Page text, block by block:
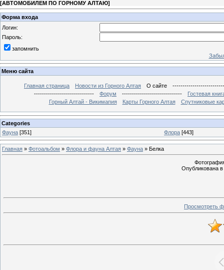
[АВТОМОБИЛЕМ ПО ГОРНОМУ АЛТАЮ]
Форма входа
Логин:
Пароль:
запомнить
Меню сайта
Главная страница Новости из Горного Алтая О сайте
------------------------------
Форум ------------------------------
Гостевая
Горный Алтай - Викимапия
Карты Горного Алтая Спутниковые
Categories
Фауна [351] Флора [443]
Главная » Фотоальбом » Флора и фауна Алтая » Фауна » Белка
Опубликована в
Просмотреть